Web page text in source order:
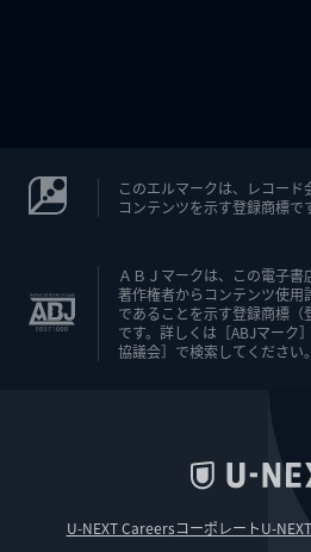
このエルマークは、レコー
コンテンツを示す登録商標で
ＡＢＪマークは、この電子書
著作権者からコンテンツ使用
であることを示す登録商標（
です。詳しくは［ABJマーク
協議会］で検索してください。
U-NEXT CareersコーポレートU-